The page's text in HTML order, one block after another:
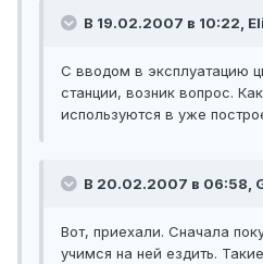
В 19.02.2007 в 10:22,
С вводом в эксплуатацию
станции, возник вопрос.
используются в уже
В 20.02.2007 в 06:58,
Вот, приехали. Сначала
учимся на ней ездить.